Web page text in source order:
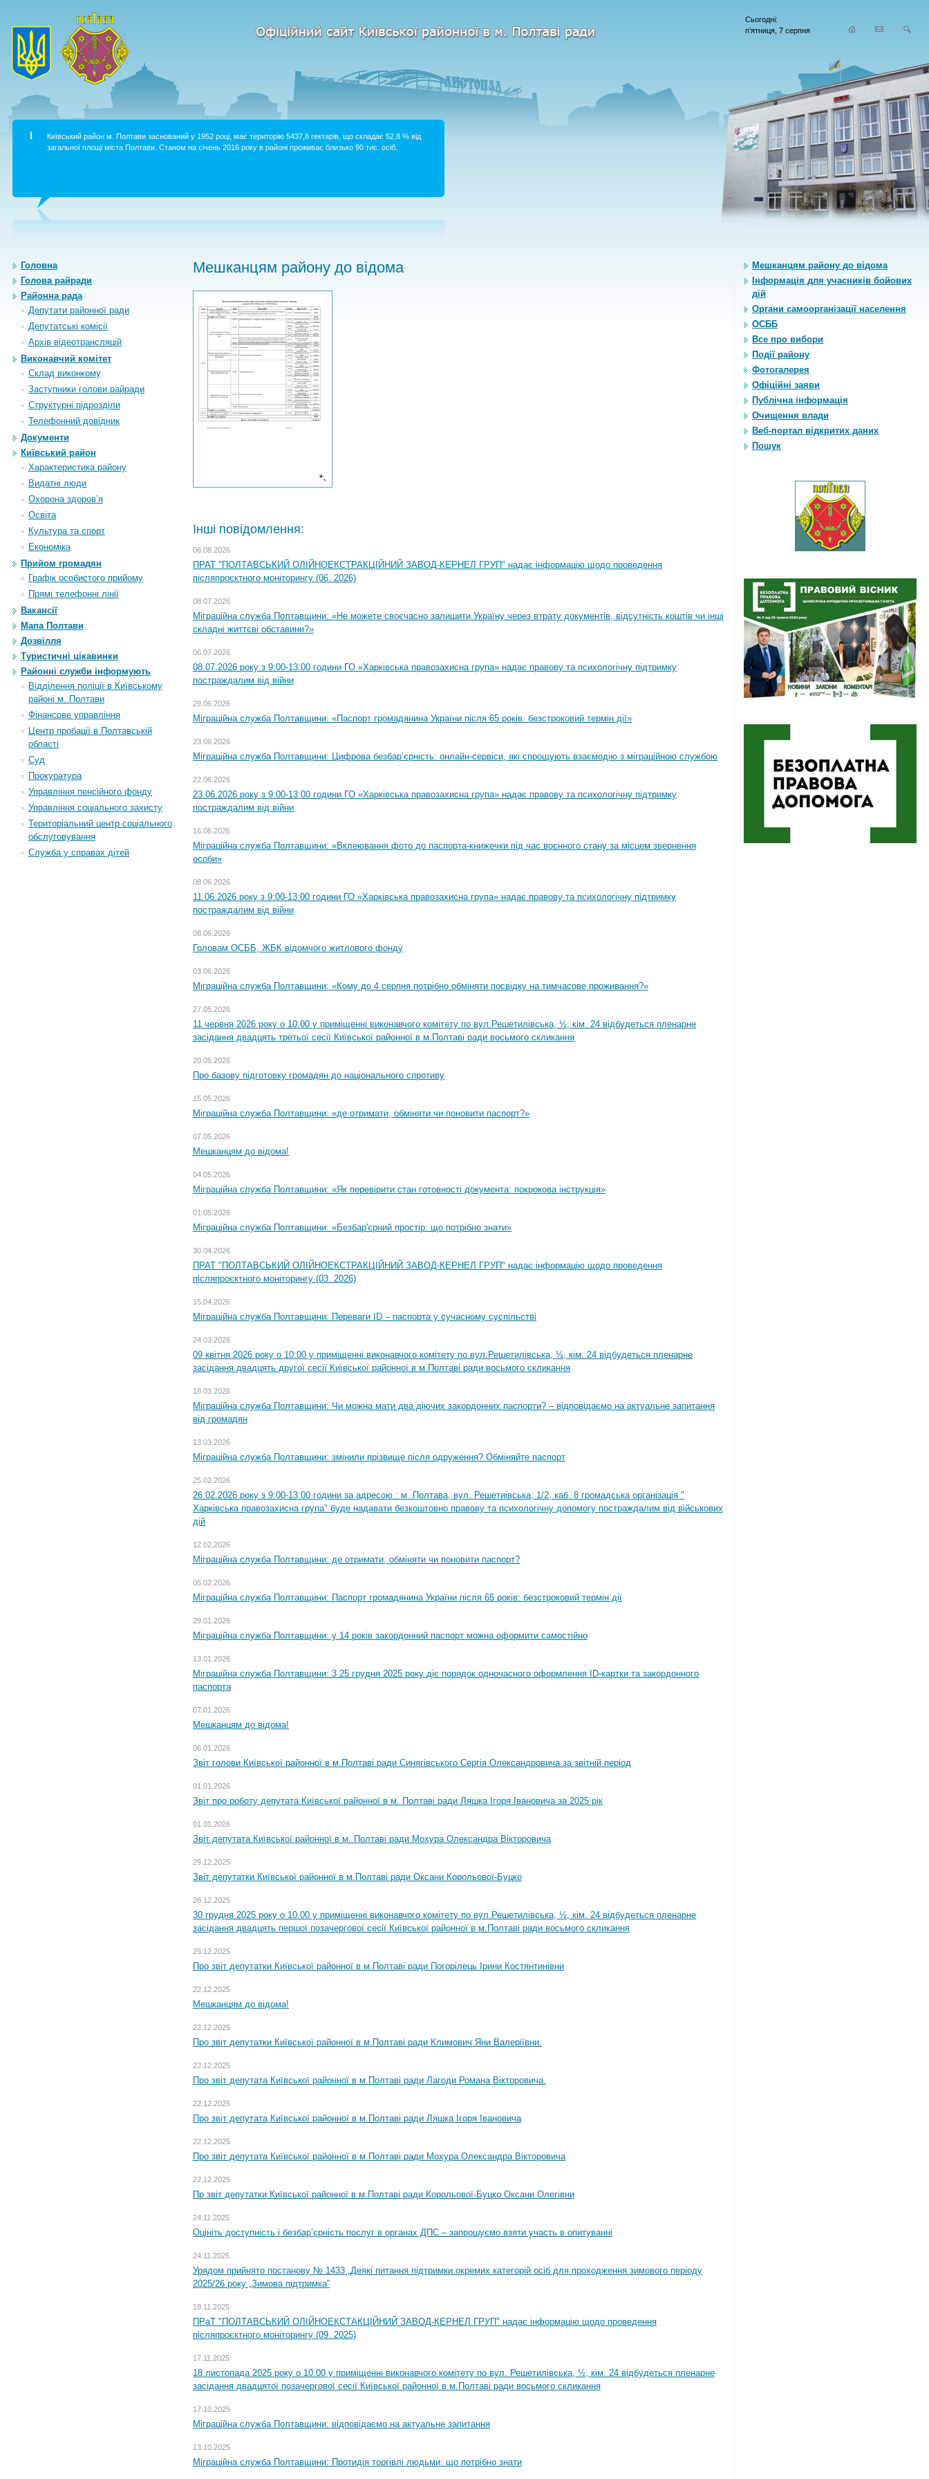
Київський район м. Полтави заснований у 1952 році, має територію 5437,8 гектарів, що складає 52,8 % від
загальної площі міста Полтави. Станом на січень 2016 року в районі проживає близько 90 тис. осіб.
Сьогодні:
п’ятниця, 7 серпня
Головна
Голова райради
Районна рада
Депутати районної ради
Депутатські комісії
Архiв вiдеотрансляцiй
Виконавчий комітет
Склад виконкому
Заступники голови райради
Структурні підрозділи
Телефонний довідник
Документи
Київський район
Характеристика району
Видатні люди
Охорона здоров’я
Освіта
Культура та спорт
Економіка
Прийом громадян
Графік особистого прийому
Прямі телефонні лінії
Вакансії
Мапа Полтави
Дозвілля
Туристичні цікавинки
Районні служби інформують
Відділення поліції в Київському
районі м. Полтави
Фінансове управління
Центр пробації в Полтавській
області
Суд
Прокуратура
Управління пенсійного фонду
Управління соціального захисту
Територіальний центр соціального
обслуговування
Служба у справах дітей
Мешканцям району до відома
Інші повідомлення:
06.08.2026
ПРАТ "ПОЛТАВСЬКИЙ ОЛІЙНОЕКСТРАКЦІЙНИЙ ЗАВОД-КЕРНЕЛ ГРУП" надає інформацію щодо проведення
післяпроєктного моніторингу (06. 2026)
08.07.2026
Міграційна служба Полтавщини: «Не можете своєчасно залишити Україну через втрату документів, відсутність коштів чи інші
складні життєві обставини?»
06.07.2026
08.07.2026 року з 9:00-13:00 години ГО «Харківська правозахисна група» надає правову та психологічну підтримку
постраждалим від війни
29.06.2026
Міграційна служба Полтавщини: «Паспорт громадянина України після 65 років: безстроковий термін дії»
23.06.2026
Міграційна служба Полтавщини: Цифрова безбар’єрність: онлайн-сервіси, які спрощують взаємодію з міграційною службою
22.06.2026
23.06.2026 року з 9:00-13:00 години ГО «Харківська правозахисна група» надає правову та психологічну підтримку
постраждалим від війни
16.06.2026
Міграційна служба Полтавщини: «Вклеювання фото до паспорта-книжечки під час воєнного стану за місцем звернення
особи»
08.06.2026
11.06.2026 року з 9:00-13:00 години ГО «Харківська правозахисна група» надає правову та психологічну підтримку
постраждалим від війни
08.06.2026
Головам ОСББ, ЖБК відомчого житлового фонду
03.06.2026
Міграційна служба Полтавщини: «Кому до 4 серпня потрібно обміняти посвідку на тимчасове проживання?»
27.05.2026
11 червня 2026 року о 10:00 у приміщенні виконавчого комітету по вул.Решетилівська, ½, кім. 24 відбудеться пленарне
засідання двадцять третьої сесії Київської районної в м.Полтаві ради восьмого скликання
20.05.2026
Про базову підготовку громадян до національного спротиву
15.05.2026
Міграційна служба Полтавщини: «де отримати, обміняти чи поновити паспорт?»
07.05.2026
Мешканцям до відома!
04.05.2026
Міграційна служба Полтавщини: «Як перевірити стан готовності документа: покрокова інструкція»
01.05.2026
Міграційна служба Полтавщини: «Безбар'єрний простір: що потрібно знати»
30.04.2026
ПРАТ "ПОЛТАВСЬКИЙ ОЛІЙНОЕКСТРАКЦІЙНИЙ ЗАВОД-КЕРНЕЛ ГРУП" надає інформацію щодо проведення
післяпроєктного моніторингу (03. 2026)
15.04.2026
Міграційна служба Полтавщини: Переваги ID – паспорта у сучасному суспільстві
24.03.2026
09 квітня 2026 року о 10:00 у приміщенні виконавчого комітету по вул.Решетилівська, ½, кім. 24 відбудеться пленарне
засідання двадцять другої сесії Київської районної в м.Полтаві ради восьмого скликання
18.03.2026
Міграційна служба Полтавщини: Чи можна мати два діючих закордонних паспорти? – відповідаємо на актуальне запитання
від громадян
13.03.2026
Міграційна служба Полтавщини: змінили прізвище після одруження? Обміняйте паспорт
25.02.2026
26.02.2026 року з 9:00-13:00 години за адресою : м. Полтава, вул. Решетиівська, 1/2, каб. 8 громадська організація "
Харківська правозахисна група" буде надавати безкоштовно правову та психологічну допомогу постраждалим від військових
дій
12.02.2026
Міграційна служба Полтавщини: де отримати, обміняти чи поновити паспорт?
05.02.2026
Міграційна служба Полтавщини: Паспорт громадянина України після 65 років: безстроковий термін дії
29.01.2026
Міграційна служба Полтавщини: у 14 років закордонний паспорт можна оформити самостійно
13.01.2026
Міграційна служба Полтавщини: 3 25 грудня 2025 року діє порядок одночасного оформлення ID-картки та закордонного
паспорта
07.01.2026
Мешканцям до відома!
06.01.2026
Звіт голови Київської районної в м.Полтаві ради Синягівського Сергія Олександровича за звітній період
01.01.2026
Звіт про роботу депутата Київської районної в м. Полтаві ради Ляшка Ігоря Івановича за 2025 рік
01.01.2026
Звіт депутата Київської районної в м. Полтаві ради Мохура Олександра Вікторовича
29.12.2025
Звіт депутатки Київської районної в м.Полтаві ради Оксани Корольової-Буцко
26.12.2025
30 грудня 2025 року о 10.00 у приміщенні виконавчого комітету по вул.Решетилівська, ½, кім. 24 відбудеться пленарне
засідання двадцять першої позачергової сесії Київської районної в м.Полтаві ради восьмого скликання
25.12.2025
Про звіт депутатки Київської районної в м.Полтаві ради Погорілець Ірини Костянтинівни
22.12.2025
Мешканцям до відома!
22.12.2025
Про звіт депутатки Київської районної в м.Полтаві ради Климович Яни Валеріївни.
22.12.2025
Про звіт депутата Київської районної в м.Полтаві ради Лагоди Романа Вікторовича.
22.12.2025
Про звіт депутата Київської районної в м.Полтаві ради Ляшка Ігоря Івановича
22.12.2025
Про звіт депутата Київської районної в м.Полтаві ради Мохура Олександра Вікторовича
22.12.2025
Пр звіт депутатки Київської районної в м.Полтаві ради Корольової-Буцко Оксани Олегівни
24.11.2025
Оцініть доступність і безбар’єрність послуг в органах ДПС – запрошуємо взяти участь в опитуванні
24.11.2025
Урядом прийнято постанову № 1433 „Деякі питання підтримки окремих категорій осіб для проходження зимового періоду
2025/26 року „Зимова підтримка”
19.11.2025
ПРаТ "ПОЛТАВСЬКИЙ ОЛІЙНОЕКСТАКЦІЙНИЙ ЗАВОД-КЕРНЕЛ ГРУП" надає інформацію щодо проведення
післяпроєктного моніторингу (09. 2025)
17.11.2025
18 листопада 2025 року о 10.00 у приміщенні виконавчого комітету по вул. Решетилівська, ½, кім. 24 відбудеться пленарне
засідання двадцятої позачергової сесії Київської районної в м.Полтаві ради восьмого скликання
17.10.2025
Міграційна служба Полтавщини: відповідаємо на актуальне запитання
13.10.2025
Міграційна служба Полтавщини: Протидія торгівлі людьми: що потрібно знати
Мешканцям району до відома
Інформація для учасників бойових
дій
Органи самоорганiзацiї населення
ОСББ
Все про вибори
Події району
Фотогалерея
Офіційні заяви
Публічна інформація
Очищення влади
Веб-портал відкритих даних
Пошук